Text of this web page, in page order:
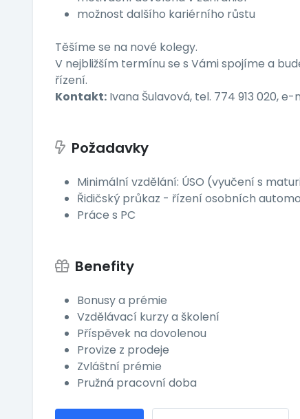
možnost dalšího kariérního růstu
Těšíme se na nové kolegy.
V nejbližším termínu se s Vámi spojíme a
řízení.
Kontakt: Ivana Šulavová, tel. 774 913 020, e-
Požadavky
Minimální vzdělání: ÚSO (vyučení s
Řidičský průkaz - řízení osobních
Práce s PC
Benefity
Bonusy a prémie
Vzdělávací kurzy a školení
Příspěvek na dovolenou
Provize z prodeje
Zvláštní prémie
Pružná pracovní doba